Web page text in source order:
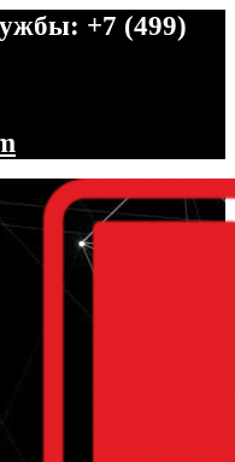
+7 (499)